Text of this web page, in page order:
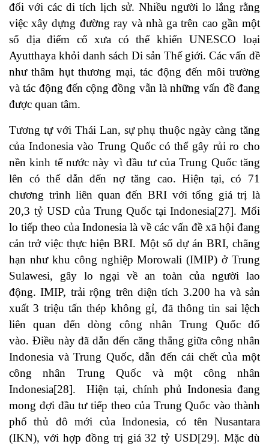
đối với các di tích lịch sử. Nhiều người lo lắng rằng
việc xây dựng đường ray và nhà ga trên cao gần một
số địa điểm cổ xưa có thể khiến UNESCO loại
Ayutthaya khỏi danh sách Di sản Thế giới. Các vấn đề
như thâm hụt thương mại, tác động đến môi trường
và tác động đến cộng đồng vẫn là những vấn đề đang
được quan tâm.
Tương tự với Thái Lan, sự phụ thuộc ngày càng tăng
của Indonesia vào Trung Quốc có thể gây rủi ro cho
nền kinh tế nước này vì đầu tư của Trung Quốc tăng
lên có thể dẫn đến nợ tăng cao. Hiện tại, có 71
chương trình liên quan đến BRI với tổng giá trị là
20,3 tỷ USD của Trung Quốc tại Indonesia[27]. Mối
lo tiếp theo của Indonesia là về các vấn đề xã hội đang
cản trở việc thực hiện BRI. Một số dự án BRI, chẳng
hạn như khu công nghiệp Morowali (IMIP) ở Trung
Sulawesi, gây lo ngại về an toàn của người lao
động. IMIP, trải rộng trên diện tích 3.200 ha và sản
xuất 3 triệu tấn thép không gỉ, đã thông tin sai lệch
liên quan đến dòng công nhân Trung Quốc đổ
vào. Điều này đã dẫn đến căng thẳng giữa công nhân
Indonesia và Trung Quốc, dẫn đến cái chết của một
công nhân Trung Quốc và một công nhân
Indonesia[28]. Hiện tại, chính phủ Indonesia đang
mong đợi đầu tư tiếp theo của Trung Quốc vào thành
phố thủ đô mới của Indonesia, có tên Nusantara
(IKN), với hợp đồng trị giá 32 tỷ USD[29]. Mặc dù